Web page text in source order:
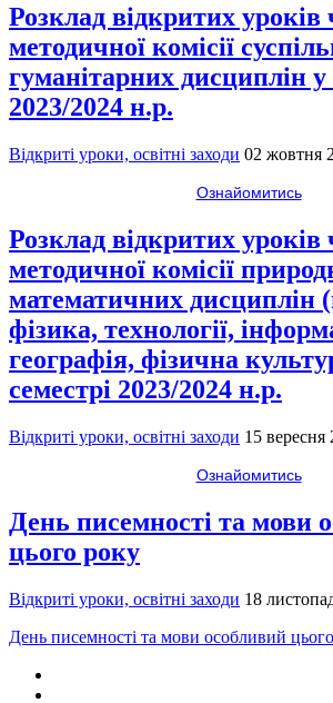
Розклад відкритих уроків
методичної комісії
гуманітарних дисциплін у
2023/2024 н.р.
Відкриті уроки, освітні заходи 02 жовтня
Ознайомитись
Розклад відкритих уроків
методичної комісії
математичних дисциплін
фізика, технології,
географія, фізична
семестрі 2023/2024 н.р.
Відкриті уроки, освітні заходи 15 вересня
Ознайомитись
День писемності та мови
цього року
Відкриті уроки, освітні заходи 18
День писемності та мови особливий